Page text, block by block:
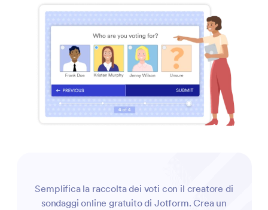
Semplifica la raccolta dei voti con il creatore di
sondaggi online gratuito di Jotform. Crea un